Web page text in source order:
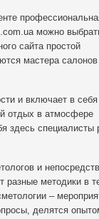
можно
сайта простой
мастера салонов
и включает в себя
отдых в атмосфере
здесь специалисты
и
методики в
–
делятся